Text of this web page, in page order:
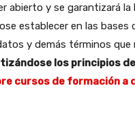
abierto y se garantizará la
establecer en las bases
y demás términos que
los principios
cursos de formación a